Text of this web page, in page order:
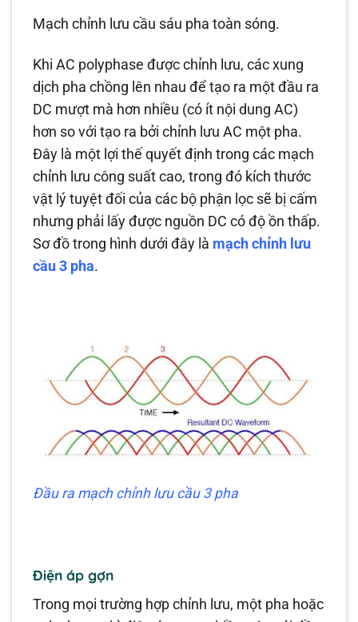
Mạch chỉnh lưu cầu sáu pha toàn sóng.
Khi AC polyphase được chỉnh lưu, các xung
dịch pha chồng lên nhau để tạo ra một đầu ra
DC mượt mà hơn nhiều (có ít nội dung AC)
hơn so với tạo ra bởi chỉnh lưu AC một pha.
Đây là một lợi thế quyết định trong các mạch
chỉnh lưu công suất cao, trong đó kích thước
vật lý tuyệt đối của các bộ phận lọc sẽ bị cấm
nhưng phải lấy được nguồn DC có độ ồn thấp.
Sơ đồ trong hình dưới đây là mạch chỉnh lưu
cầu 3 pha.
Đầu ra mạch chỉnh lưu cầu 3 pha
Điện áp gợn
Trong mọi trường hợp chỉnh lưu, một pha hoặc